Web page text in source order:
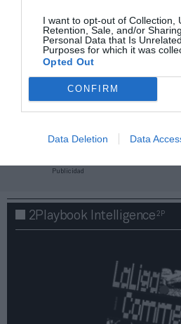
I want to opt-out of Collection,
Retention, Sale, and/or
Personal Data that Is
Purposes for which it was
Opted Out
CONFIRM
Data Deletion Data
¡Haz click aquí y accede sin
Publicidad
2Playbook Intelligence2P